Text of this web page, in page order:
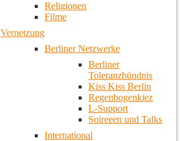
Religionen
Filme
Vernetzung
Berliner Netzwerke
Berliner
Toleranzbündnis
Kiss Kiss Berlin
Regenbogenkiez
L-Support
Soireeen und Talks
International